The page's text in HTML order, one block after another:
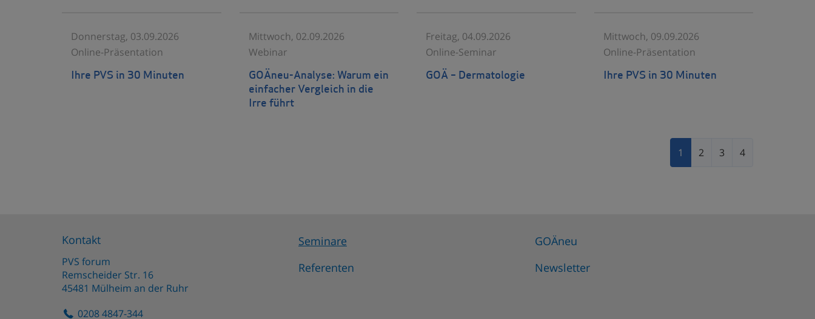
Donnerstag, 03.09.2026
Online-Präsentation
Ihre PVS in 30 Minuten
Mittwoch, 02.09.2026
Webinar
GOÄneu-Analyse: Warum ein
einfacher Vergleich in die
Irre führt
Freitag, 04.09.2026
Online-Seminar
GOÄ – Dermatologie
Mittwoch, 09.09.2026
Online-Präsentation
Ihre PVS in 30 Minuten
1 2 3 4
Kontakt
PVS forum
Remscheider Str. 16
45481 Mülheim an der Ruhr
0208 4847-344
Seminare
Referenten
GOÄneu
Newsletter